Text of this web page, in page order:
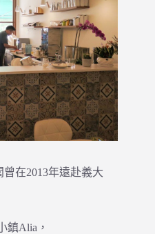
曾在2013年遠赴義大
鎮Alia，